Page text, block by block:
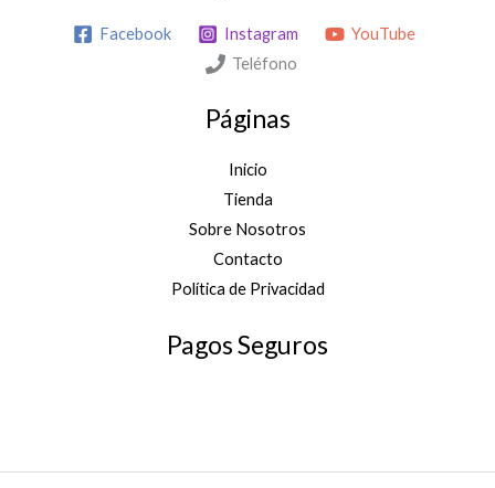
Facebook Instagram
YouTube
Teléfono
Páginas
Inicio
Tienda
Sobre Nosotros
Contacto
Política de Privacidad
Pagos Seguros